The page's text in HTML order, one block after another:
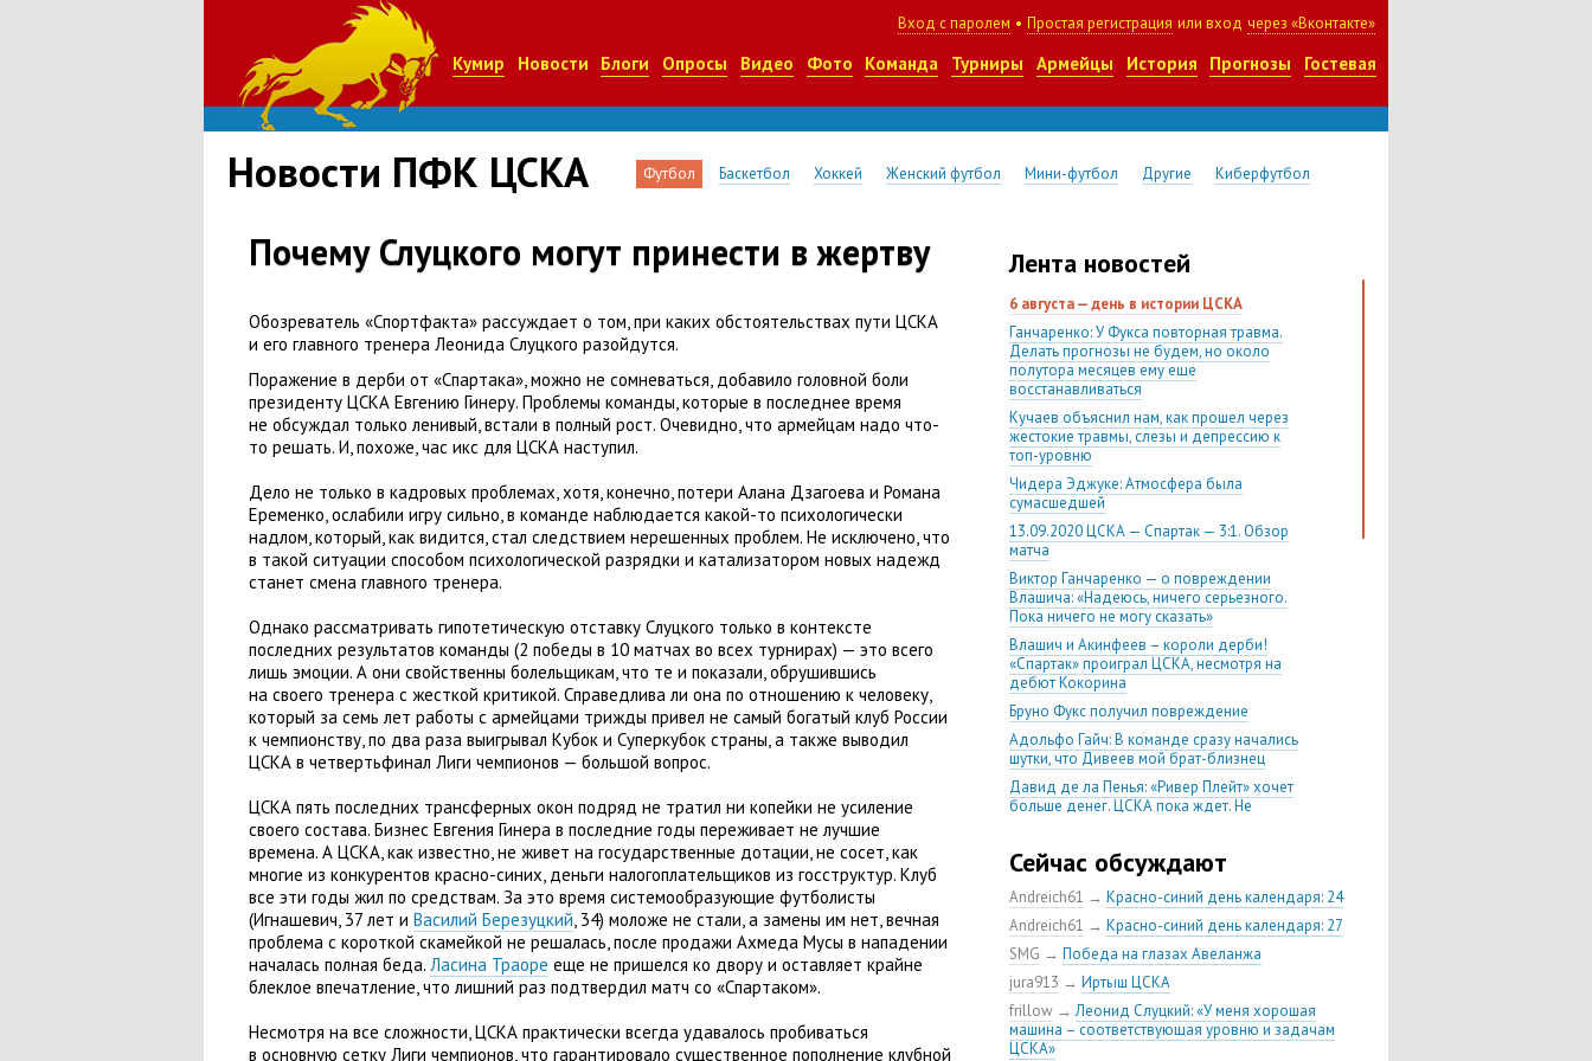
Вход с паролем • Простая регистрация или вход через «Вконтакте»
Кумир Новости Блоги Опросы Видео Фото Команда Турниры Армейцы История Прогнозы Гостевая
Новости ПФК ЦСКА Футбол Баскетбол Хоккей Женский футбол Мини-футбол Другие Киберфутбол
Почему Слуцкого могут принести в жертву
Обозреватель «Спортфакта» рассуждает о том, при каких обстоятельствах пути ЦСКА
и его главного тренера Леонида Слуцкого разойдутся.
Поражение в дерби от «Спартака», можно не сомневаться, добавило головной боли
президенту ЦСКА Евгению Гинеру. Проблемы команды, которые в последнее время
не обсуждал только ленивый, встали в полный рост. Очевидно, что армейцам надо что-
то решать. И, похоже, час икс для ЦСКА наступил.
Дело не только в кадровых проблемах, хотя, конечно, потери Алана Дзагоева и Романа
Еременко, ослабили игру сильно, в команде наблюдается какой-то психологически
надлом, который, как видится, стал следствием нерешенных проблем. Не исключено, что
в такой ситуации способом психологической разрядки и катализатором новых надежд
станет смена главного тренера.
Однако рассматривать гипотетическую отставку Слуцкого только в контексте
последних результатов команды (2 победы в 10 матчах во всех турнирах) — это всего
лишь эмоции. А они свойственны болельщикам, что те и показали, обрушившись
на своего тренера с жесткой критикой. Справедлива ли она по отношению к человеку,
который за семь лет работы с армейцами трижды привел не самый богатый клуб России
к чемпионству, по два раза выигрывал Кубок и Суперкубок страны, а также выводил
ЦСКА в четвертьфинал Лиги чемпионов — большой вопрос.
ЦСКА пять последних трансферных окон подряд не тратил ни копейки не усиление
своего состава. Бизнес Евгения Гинера в последние годы переживает не лучшие
времена. А ЦСКА, как известно, не живет на государственные дотации, не сосет, как
многие из конкурентов красно-синих, деньги налогоплательщиков из госструктур. Клуб
все эти годы жил по средствам. За это время системообразующие футболисты
(Игнашевич, 37 лет и Василий Березуцкий, 34) моложе не стали, а замены им нет, вечная
проблема с короткой скамейкой не решалась, после продажи Ахмеда Мусы в нападении
началась полная беда. Ласина Траоре еще не пришелся ко двору и оставляет крайне
блеклое впечатление, что лишний раз подтвердил матч со «Спартаком».
Несмотря на все сложности, ЦСКА практически всегда удавалось пробиваться
в основную сетку Лиги чемпионов, что гарантировало существенное пополнение клубной
Лента новостей
6 августа — день в истории ЦСКА
Ганчаренко: У Фукса повторная травма.
Делать прогнозы не будем, но около
полутора месяцев ему еще
восстанавливаться
Кучаев объяснил нам, как прошел через
жестокие травмы, слезы и депрессию к
топ-уровню
Чидера Эджуке: Атмосфера была
сумасшедшей
13.09.2020 ЦСКА — Спартак — 3:1. Обзор
матча
Виктор Ганчаренко — о повреждении
Влашича: «Надеюсь, ничего серьезного.
Пока ничего не могу сказать»
Влашич и Акинфеев – короли дерби!
«Спартак» проиграл ЦСКА, несмотря на
дебют Кокорина
Бруно Фукс получил повреждение
Адольфо Гайч: В команде сразу начались
шутки, что Дивеев мой брат-близнец
Давид де ла Пенья: «Ривер Плейт» хочет
больше денег. ЦСКА пока ждет. Не
08.08.2020 Химки — ЦСКА — 0:2. Обзор
матча
Первый матч сезона в РПЛ —
увереннейшая победа ЦСКА. Гончаренко
выпустил 11 россиян в старте
Ганчаренко — о Гайче: «Если покупаем за
большие деньги, значит, рассчитываем как
на основного форварда»
Ганчаренко: «Влашича сложно заменить,
но Кучаеву и Дзагоеву сегодня это
Сейчас обсуждают
Andreich61 → Красно-синий день календаря: 24
Andreich61 → Красно-синий день календаря: 27
SMG → Победа на глазах Авеланжа
jura913 → Иртыш ЦСКА
frillow →Леонид Слуцкий: «У меня хорошая
машина – соответствующая уровню и задачам
ЦСКА»